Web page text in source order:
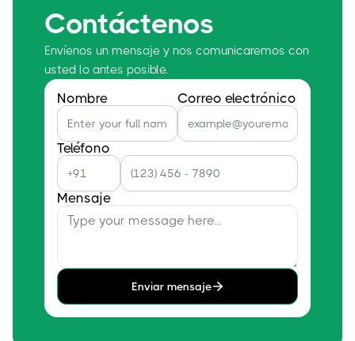
Contáctenos
Envíenos un mensaje y nos comunicaremos con
usted lo antes posible.
Nombre Correo electrónico
Teléfono
Mensaje
Enviar mensaje